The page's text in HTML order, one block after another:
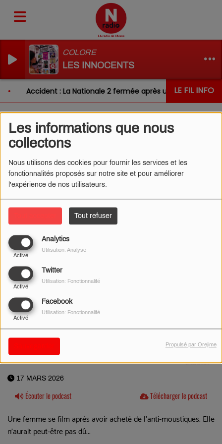
Les informations que nous
collectons
Nous utilisons des cookies pour fournir les services et les
fonctionnalités proposés sur notre site et pour améliorer
l'expérience de nos utilisateurs.
Tout refuser
Analytics
Activé
Utilisation: Analyse
Twitter
Activé
Utilisation: Fonctionnalité
Facebook
Activé
Utilisation: Fonctionnalité
Propulsé par Orejime
COLORE
LES INNOCENTS
LE FIL INFO
Accident : La Nationale 2 fermée après un choc entre
L'ŒIL DE CÉDRIC 17/03/2026
17 MARS 2026
Écouter le podcast Télécharger le podcast
Une femme se film après avoir acheté de l'anti-moustiques. Elle
n'aurait peut-être pas dû...